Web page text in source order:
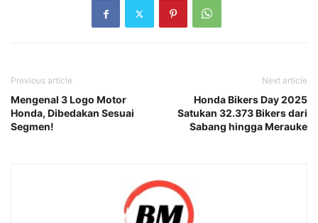
Previous article
Mengenal 3 Logo Motor
Honda, Dibedakan Sesuai
Segmen!
Next article
Honda Bikers Day 2025
Satukan 32.373 Bikers dari
Sabang hingga Merauke